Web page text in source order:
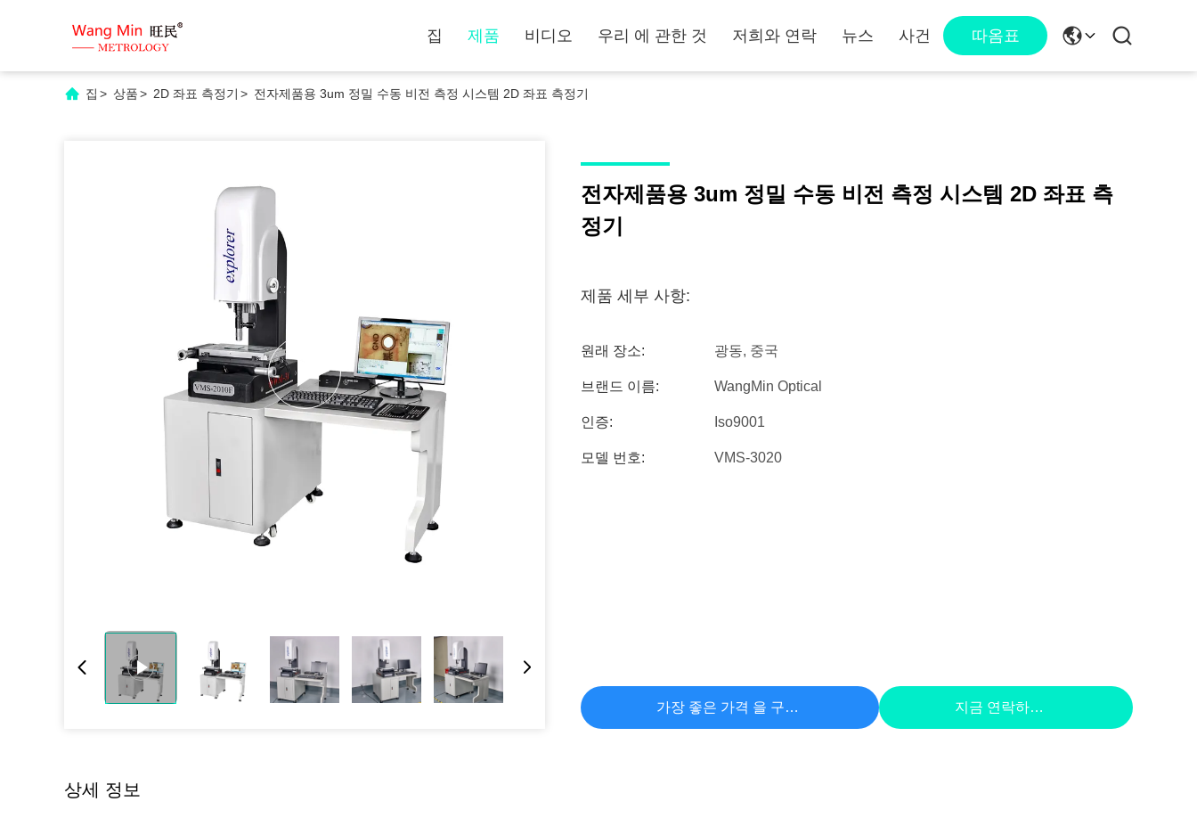
집 제품 비디오 우리 에 관한 것 저희와 연락 뉴스 사건 따옴표
집 > 상품> 2D 좌표 측정기 > 전자제품용 3um 정밀 수동 비전 측정 시스템 2D 좌표 측정기
전자제품용 3um 정밀 수동 비전 측정 시스템 2D 좌표 측
정기
제품 세부 사항:
원래 장소: 광동, 중국
브랜드 이름: WangMin Optical
인증: Iso9001
모델 번호: VMS-3020
가장 좋은 가격 을 구하라 지금 연락하세요
상세 정보